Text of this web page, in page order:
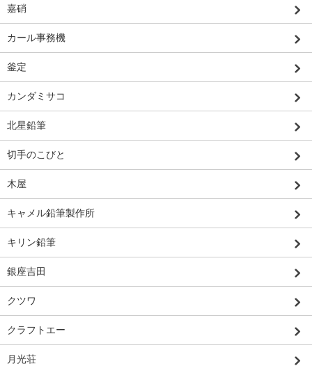
嘉硝
カール事務機
釜定
カンダミサコ
北星鉛筆
切手のこびと
木屋
キャメル鉛筆製作所
キリン鉛筆
銀座吉田
クツワ
クラフトエー
月光荘